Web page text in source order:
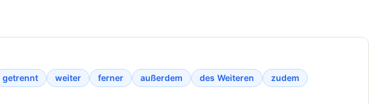
getrennt weiter ferner außerdem des Weiteren zudem